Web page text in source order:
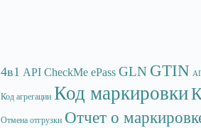
4в1 API CheckMe ePass GLN GTIN
Код агрегации Код маркировки
Отмена отгрузки Отчет о